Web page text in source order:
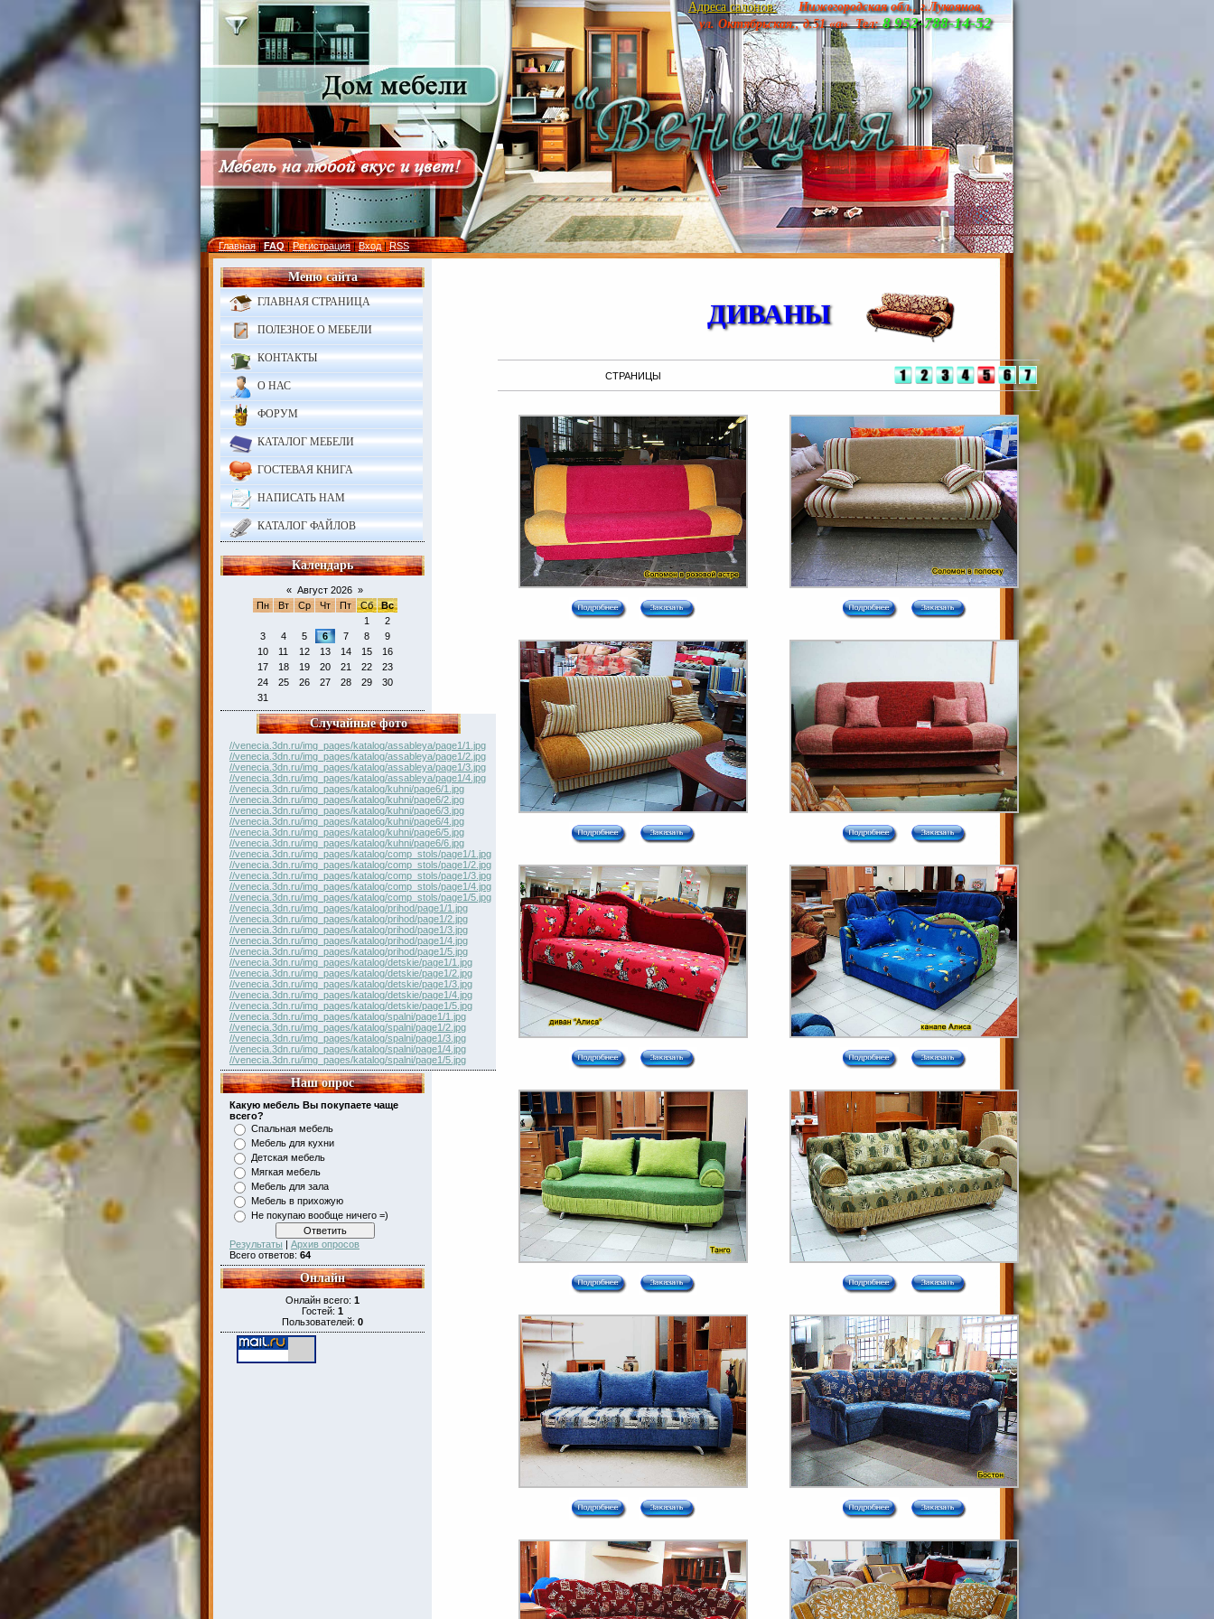
Адреса салонов:
Нижегородская обл., г.Лукоянов,
ул. Октябрьская., д.51 «а» Тел:8 952-788-14-52
Главная|FAQ|Регистрация|Вход|RSS
Меню сайта
ГЛАВНАЯ СТРАНИЦА
ПОЛЕЗНОЕ О МЕБЕЛИ
КОНТАКТЫ
О НАС
ФОРУМ
КАТАЛОГ МЕБЕЛИ
ГОСТЕВАЯ КНИГА
НАПИСАТЬ НАМ
КАТАЛОГ ФАЙЛОВ
Календарь
« Август 2026 »
Пн
Вт Ср Чт Пт Сб
Вс
1
2
3
4 5 6 7 8
9
10
11 12 13 14 15
16
17
18 19 20 21 22
23
24
25 26 27 28 29
30
31
Случайные фото
//venecia.3dn.ru/img_pages/katalog/assableya/page1/1.jpg
//venecia.3dn.ru/img_pages/katalog/assableya/page1/2.jpg
//venecia.3dn.ru/img_pages/katalog/assableya/page1/3.jpg
//venecia.3dn.ru/img_pages/katalog/assableya/page1/4.jpg
//venecia.3dn.ru/img_pages/katalog/kuhni/page6/1.jpg
//venecia.3dn.ru/img_pages/katalog/kuhni/page6/2.jpg
//venecia.3dn.ru/img_pages/katalog/kuhni/page6/3.jpg
//venecia.3dn.ru/img_pages/katalog/kuhni/page6/4.jpg
//venecia.3dn.ru/img_pages/katalog/kuhni/page6/5.jpg
//venecia.3dn.ru/img_pages/katalog/kuhni/page6/6.jpg
//venecia.3dn.ru/img_pages/katalog/comp_stols/page1/1.jpg
//venecia.3dn.ru/img_pages/katalog/comp_stols/page1/2.jpg
//venecia.3dn.ru/img_pages/katalog/comp_stols/page1/3.jpg
//venecia.3dn.ru/img_pages/katalog/comp_stols/page1/4.jpg
//venecia.3dn.ru/img_pages/katalog/comp_stols/page1/5.jpg
//venecia.3dn.ru/img_pages/katalog/prihod/page1/1.jpg
//venecia.3dn.ru/img_pages/katalog/prihod/page1/2.jpg
//venecia.3dn.ru/img_pages/katalog/prihod/page1/3.jpg
//venecia.3dn.ru/img_pages/katalog/prihod/page1/4.jpg
//venecia.3dn.ru/img_pages/katalog/prihod/page1/5.jpg
//venecia.3dn.ru/img_pages/katalog/detskie/page1/1.jpg
//venecia.3dn.ru/img_pages/katalog/detskie/page1/2.jpg
//venecia.3dn.ru/img_pages/katalog/detskie/page1/3.jpg
//venecia.3dn.ru/img_pages/katalog/detskie/page1/4.jpg
//venecia.3dn.ru/img_pages/katalog/detskie/page1/5.jpg
//venecia.3dn.ru/img_pages/katalog/spalni/page1/1.jpg
//venecia.3dn.ru/img_pages/katalog/spalni/page1/2.jpg
//venecia.3dn.ru/img_pages/katalog/spalni/page1/3.jpg
//venecia.3dn.ru/img_pages/katalog/spalni/page1/4.jpg
//venecia.3dn.ru/img_pages/katalog/spalni/page1/5.jpg
Наш опрос
Какую мебель Вы покупаете чаще
всего?
Спальная мебель
Мебель для кухни
Детская мебель
Мягкая мебель
Мебель для зала
Мебель в прихожую
Не покупаю вообще ничего =)
Результаты | Архив опросов
Всего ответов: 64
Онлайн
Онлайн всего: 1
Гостей: 1
Пользователей: 0
ДИВАНЫ
СТРАНИЦЫ